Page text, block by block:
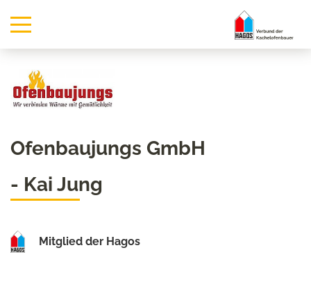
Ofenbaujungs GmbH
- Kai Jung
Mitglied der Hagos